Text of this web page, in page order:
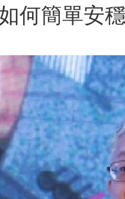
何簡單安